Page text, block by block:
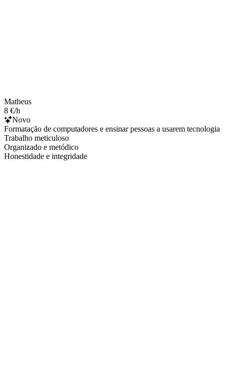
Matheus
8 €/h
Novo
Formatação de computadores e ensinar pessoas a usarem tecnologia
Trabalho meticuloso
Organizado e metódico
Honestidade e integridade